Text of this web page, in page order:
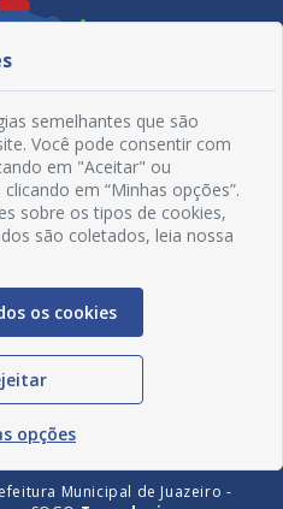
Sociais
Municipal de Juazeiro -
semelhantes que são
Você pode consentir com
em "Aceitar" ou
em “Minhas opções”.
sobre os tipos de cookies,
são coletados, leia nossa
os cookies
opções